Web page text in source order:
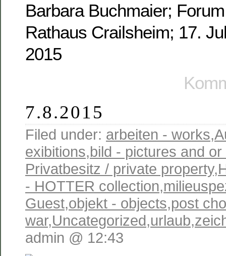
Barbara Buchmaier;
Rathaus Crailsheim; 17.
2015
7.8.2015
Filed under: arbeiten - works,
exibitions,bild - pictures and
Privatbesitz / private property,
- HOTTER collection,
Guest,objekt - objects,post
war,Uncategorized,urlaub,
admin @ 12:43